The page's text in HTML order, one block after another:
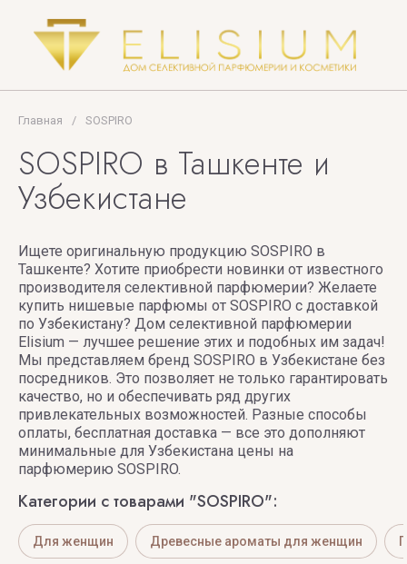
Главная / SOSPIRO
SOSPIRO в Ташкенте и
Узбекистане
Ищете оригинальную продукцию SOSPIRO в
Ташкенте? Хотите приобрести новинки от известного
производителя селективной парфюмерии? Желаете
купить нишевые парфюмы от SOSPIRO с доставкой
по Узбекистану? Дом селективной парфюмерии
Elisium — лучшее решение этих и подобных им задач!
Мы представляем бренд SOSPIRO в Узбекистане без
посредников. Это позволяет не только гарантировать
качество, но и обеспечивать ряд других
привлекательных возможностей. Разные способы
оплаты, бесплатная доставка — все это дополняют
минимальные для Узбекистана цены на
парфюмерию SOSPIRO.
Категории с товарами "SOSPIRO":
Для женщин Древесные ароматы для женщин
VERONIQUE
GABAI
Vertus
Victoria's
Secret
VIKTOR
& ROLF
VILHELM
PARFUMERIE
Vince
Camuto